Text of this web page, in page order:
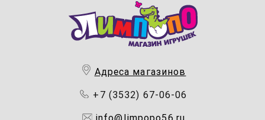
Адреса магазинов
+7 (3532) 67-06-06